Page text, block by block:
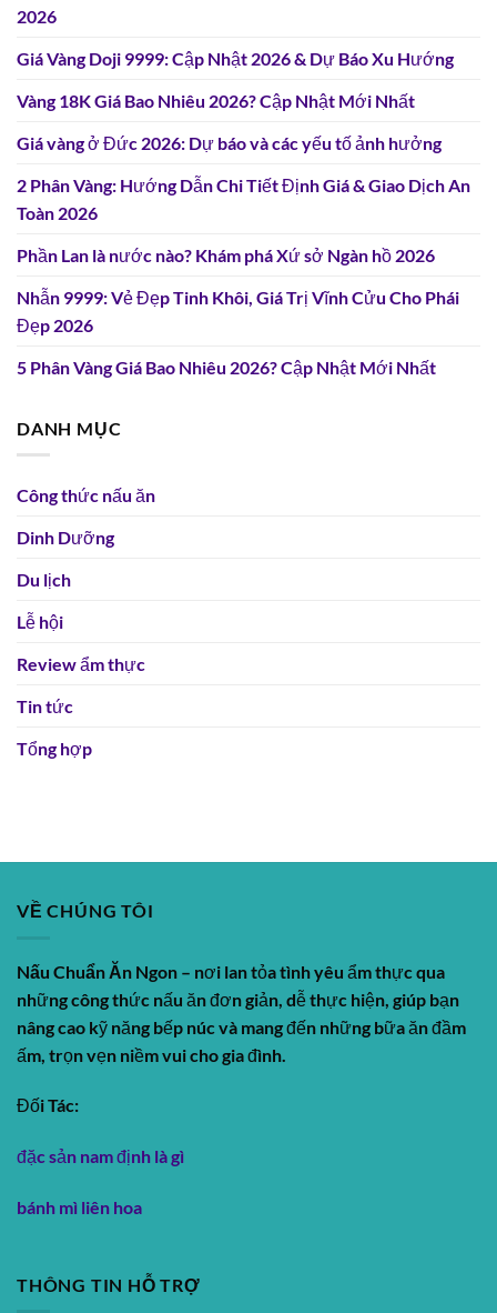
2026
Giá Vàng Doji 9999: Cập Nhật 2026 & Dự Báo Xu Hướng
Vàng 18K Giá Bao Nhiêu 2026? Cập Nhật Mới Nhất
Giá vàng ở Đức 2026: Dự báo và các yếu tố ảnh hưởng
2 Phân Vàng: Hướng Dẫn Chi Tiết Định Giá & Giao Dịch An
Toàn 2026
Phần Lan là nước nào? Khám phá Xứ sở Ngàn hồ 2026
Nhẫn 9999: Vẻ Đẹp Tinh Khôi, Giá Trị Vĩnh Cửu Cho Phái
Đẹp 2026
5 Phân Vàng Giá Bao Nhiêu 2026? Cập Nhật Mới Nhất
DANH MỤC
Công thức nấu ăn
Dinh Dưỡng
Du lịch
Lễ hội
Review ẩm thực
Tin tức
Tổng hợp
VỀ CHÚNG TÔI
Nấu Chuẩn Ăn Ngon – nơi lan tỏa tình yêu ẩm thực qua
những công thức nấu ăn đơn giản, dễ thực hiện, giúp bạn
nâng cao kỹ năng bếp núc và mang đến những bữa ăn đầm
ấm, trọn vẹn niềm vui cho gia đình.
Đối Tác:
đặc sản nam định là gì
bánh mì liên hoa
THÔNG TIN HỖ TRỢ